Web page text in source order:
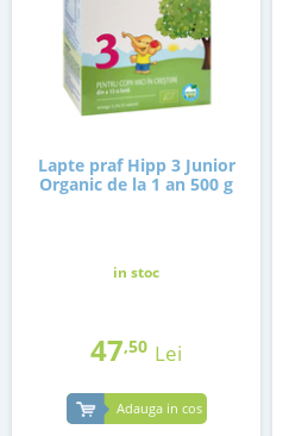
Lapte praf Hipp 3 Junior
Organic de la 1 an 500 g
in stoc
47,50 Lei
Adauga in cos